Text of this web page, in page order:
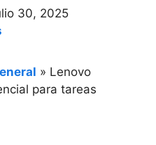
30, 2025
» Lenovo
para tareas